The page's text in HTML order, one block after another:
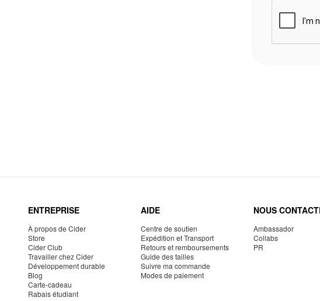
ENTREPRISE
À propos de Cider
Store
Cider Club
Travailler chez Cider
Développement durable
Blog
Carte-cadeau
Rabais étudiant
AIDE
Centre de soutien
Expédition et Transport
Retours et remboursements
Guide des tailles
Suivre ma commande
Modes de paiement
NOUS
Ambassador
Collabs
PR